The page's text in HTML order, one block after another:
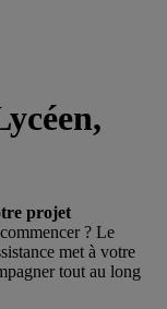
projet
? Le
met à votre
tout au long